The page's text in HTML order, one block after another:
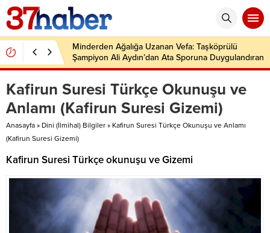
Minderden Ağalığa Uzanan Vefa: Taşköprülü
Şampiyon Ali Aydın’dan Ata Sporuna Duygulandıran
Dönüş
Kafirun Suresi Türkçe Okunuşu ve
Anlamı (Kafirun Suresi Gizemi)
Anasayfa » Dini (İlmihal) Bilgiler » Kafirun Suresi Türkçe Okunuşu ve Anlamı
(Kafirun Suresi Gizemi)
Kafirun Suresi Türkçe okunuşu ve Gizemi